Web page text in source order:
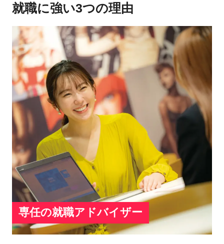
就職に強い3つの理由
専任の就職アドバイザー